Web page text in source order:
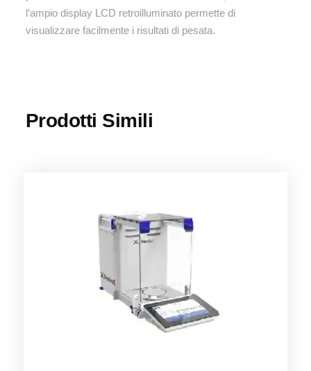
l’ampio display LCD retroilluminato permette di
visualizzare facilmente i risultati di pesata.
Prodotti Simili